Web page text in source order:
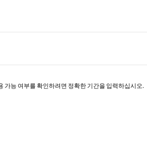
가능 여부를 확인하려면 정확한 기간을 입력하십시오.